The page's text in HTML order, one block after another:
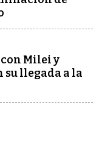
Milei y
su llegada a la